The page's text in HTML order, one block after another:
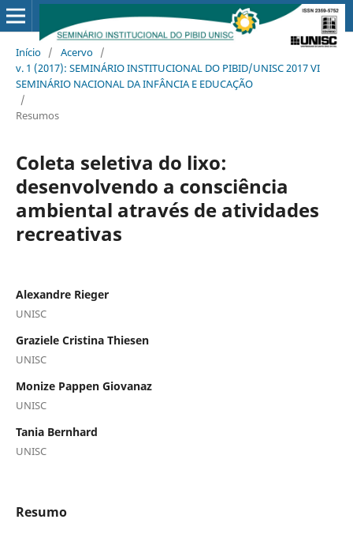
Início / Acervo /
v. 1 (2017): SEMINÁRIO INSTITUCIONAL DO PIBID/UNISC 2017 VI
SEMINÁRIO NACIONAL DA INFÂNCIA E EDUCAÇÃO
/
Resumos
Coleta seletiva do lixo:
desenvolvendo a consciência
ambiental através de atividades
recreativas
Alexandre Rieger
UNISC
Graziele Cristina Thiesen
UNISC
Monize Pappen Giovanaz
UNISC
Tania Bernhard
UNISC
Resumo